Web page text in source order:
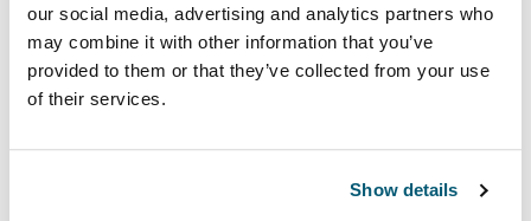
our social media, advertising and analytics partners who
may combine it with other information that you’ve
provided to them or that they’ve collected from your use
of their services.
Show details
Custodie per tablet
Proteggi il tuo tablet con una custodia personalizzata
durante gli spostamenti e che funge da supporto per il